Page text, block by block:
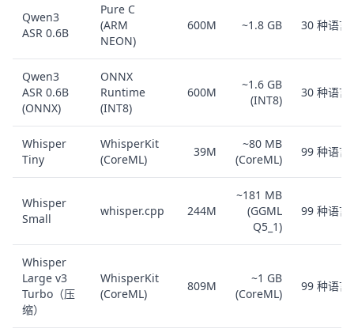
Qwen3
ASR 0.6B
Pure C
(ARM
NEON)
600M ~1.8 GB 30 种语言
Qwen3
ASR 0.6B
(ONNX)
ONNX
Runtime
(INT8)
600M
~1.6 GB
(INT8)
30 种语言
Whisper
Tiny
WhisperKit
(CoreML)
39M
~80 MB
(CoreML)
99 种语言
Whisper
Small
whisper.cpp 244M
~181 MB
(GGML
Q5_1)
99 种语言
Whisper
Large v3
Turbo（压
缩）
WhisperKit
(CoreML)
809M
~1 GB
(CoreML)
99 种语言